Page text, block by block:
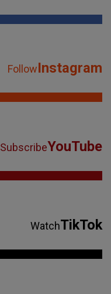
FollowInstagram
SubscribeYouTube
WatchTikTok